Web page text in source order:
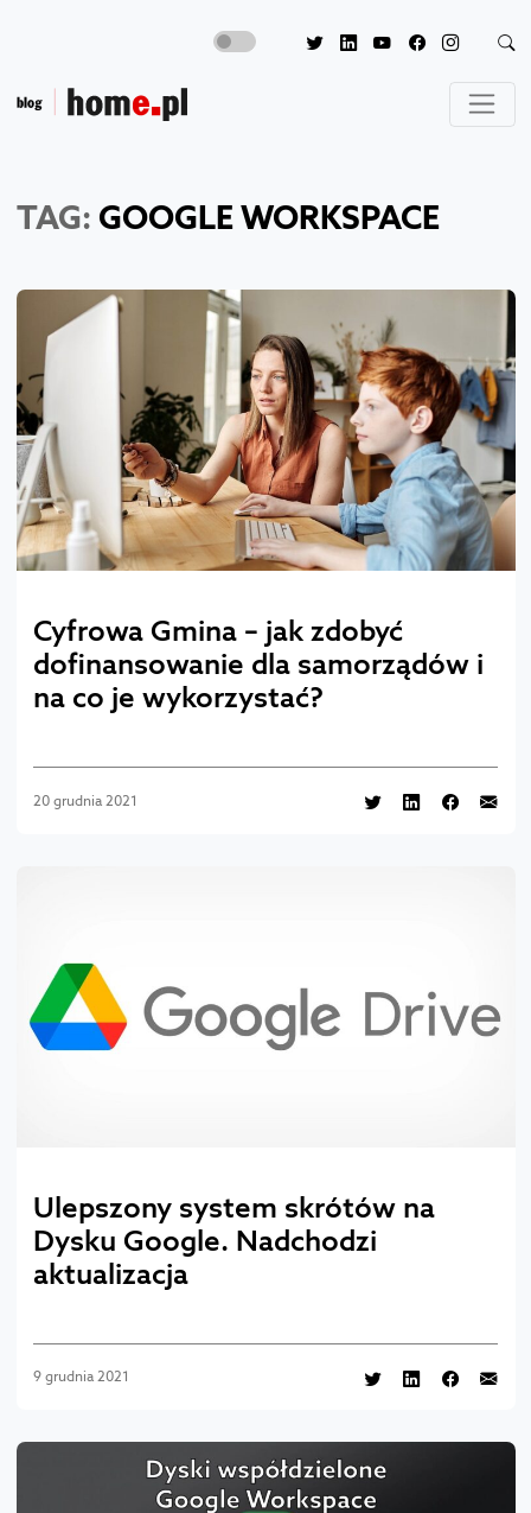
TAG: GOOGLE WORKSPACE
Cyfrowa Gmina – jak zdobyć
dofinansowanie dla samorządów i
na co je wykorzystać?
20 grudnia 2021
Ulepszony system skrótów na
Dysku Google. Nadchodzi
aktualizacja
9 grudnia 2021